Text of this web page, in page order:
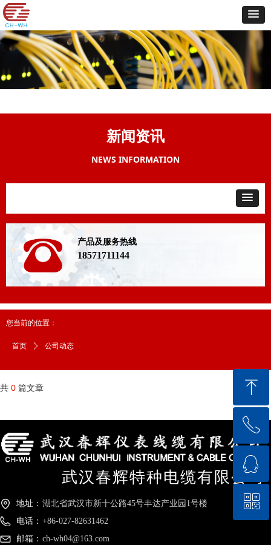
新闻资讯
NEWS INFORMATION
产品及服务热线
18571711144
您当前的位置：
首页 ꄲ 公司动态
共 0 篇文章
地址： 湖北省武汉市新十公路45号丰达产业园1号楼
电话： +86-027-82631462
邮箱： ch-wh04@163.com
武汉春辉特种电缆有限公司
ꁸ
回到顶部
ꂅ
18571711144
ꁗ
QQ客服
ꀥ